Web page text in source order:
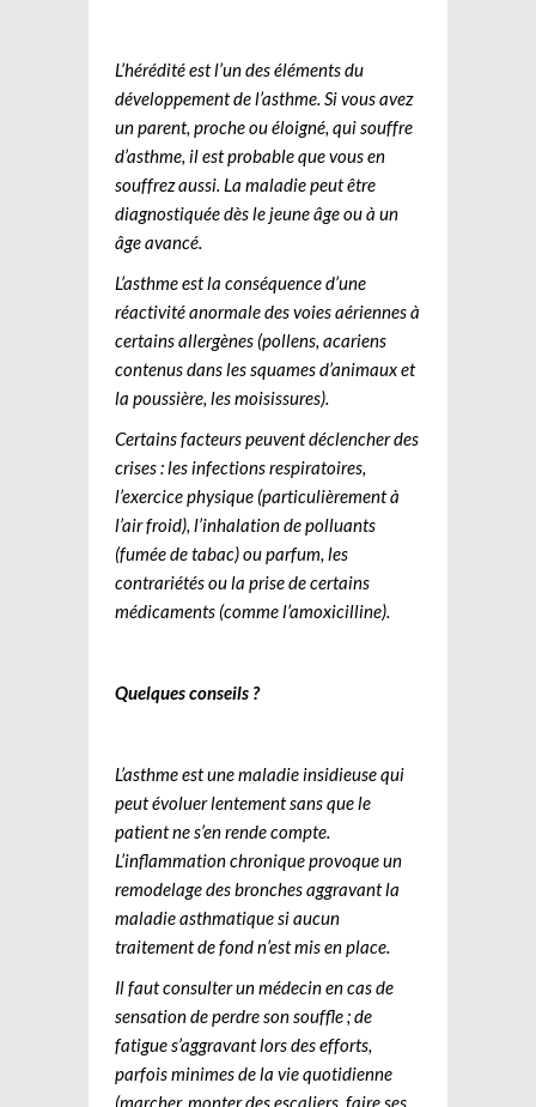
L’hérédité est l’un des éléments du
développement de l’asthme. Si vous avez
un parent, proche ou éloigné, qui souffre
d’asthme, il est probable que vous en
souffrez aussi. La maladie peut être
diagnostiquée dès le jeune âge ou à un
âge avancé.
L’asthme est la conséquence d’une
réactivité anormale des voies aériennes à
certains allergènes (pollens, acariens
contenus dans les squames d’animaux et
la poussière, les moisissures).
Certains facteurs peuvent déclencher des
crises : les infections respiratoires,
l’exercice physique (particulièrement à
l’air froid), l’inhalation de polluants
(fumée de tabac) ou parfum, les
contrariétés ou la prise de certains
médicaments (comme l’amoxicilline).
Quelques conseils ?
L’asthme est une maladie insidieuse qui
peut évoluer lentement sans que le
patient ne s’en rende compte.
L’inflammation chronique provoque un
remodelage des bronches aggravant la
maladie asthmatique si aucun
traitement de fond n’est mis en place.
Il faut consulter un médecin en cas de
sensation de perdre son souffle ; de
fatigue s’aggravant lors des efforts,
parfois minimes de la vie quotidienne
(marcher, monter des escaliers, faire ses